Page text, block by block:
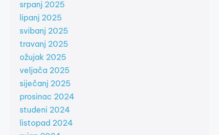
srpanj 2025
lipanj 2025
svibanj 2025
travanj 2025
ožujak 2025
veljača 2025
siječanj 2025
prosinac 2024
studeni 2024
listopad 2024